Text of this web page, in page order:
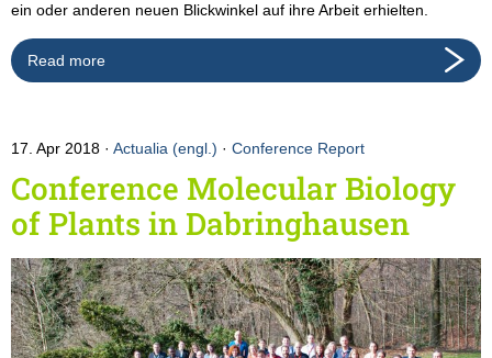
ein oder anderen neuen Blickwinkel auf ihre Arbeit erhielten.
Read more
17. Apr 2018 Actualia (engl.) · Conference Report
Conference Molecular Biology
of Plants in Dabringhausen